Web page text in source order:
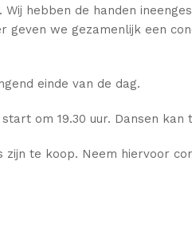
hebben de handen
geven we gezamenlijk een
einde van de dag.
om 19.30 uur. Dansen kan
zijn te koop. Neem hiervoor